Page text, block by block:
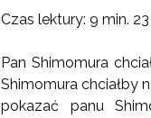
Czas lektury: 9 min. 23
Pan Shimomura
Shimomura chciałby
pokazać panu